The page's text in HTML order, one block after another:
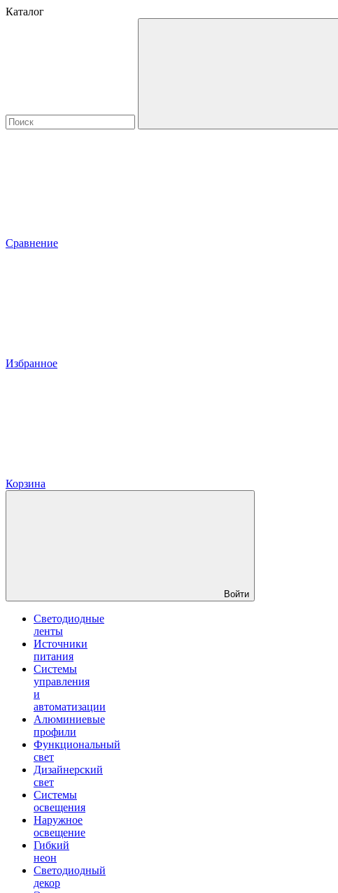
Каталог
Сравнение
Избранное
Корзина
Войти
Светодиодные
ленты
Источники
питания
Системы
управления
и
автоматизации
Алюминиевые
профили
Функциональный
свет
Дизайнерский
свет
Системы
освещения
Наружное
освещение
Гибкий
неон
Светодиодный
декор